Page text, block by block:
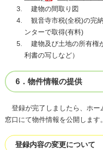
建物の間取り図
観音寺市税(全税)の完
ンターで取得(有料)
建物及び土地の所有権
利書の写しなど）
6．物件情報の提供
登録が完了しましたら、ホー
窓口にて物件情報を公開します。
登録内容の変更について